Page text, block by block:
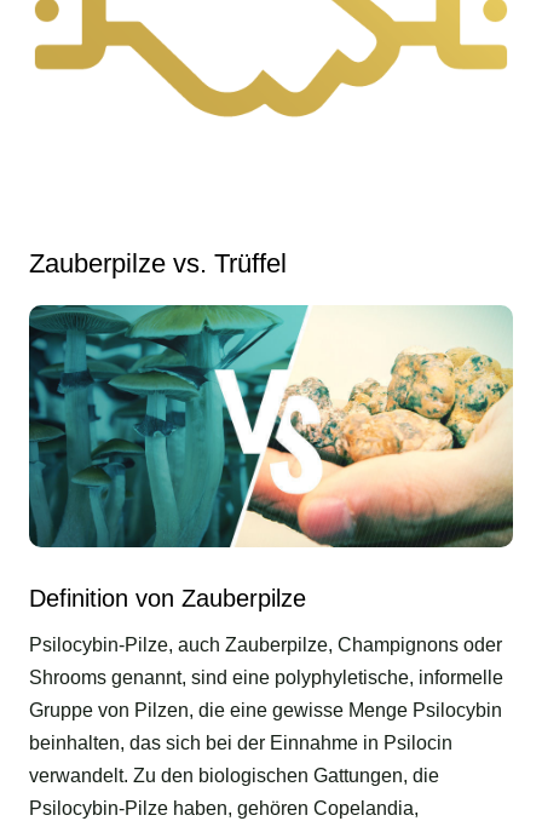
Zauberpilze vs. Trüffel
Definition von Zauberpilze
Psilocybin-Pilze, auch Zauberpilze, Champignons oder
Shrooms genannt, sind eine polyphyletische, informelle
Gruppe von Pilzen, die eine gewisse Menge Psilocybin
beinhalten, das sich bei der Einnahme in Psilocin
verwandelt. Zu den biologischen Gattungen, die
Psilocybin-Pilze haben, gehören Copelandia,